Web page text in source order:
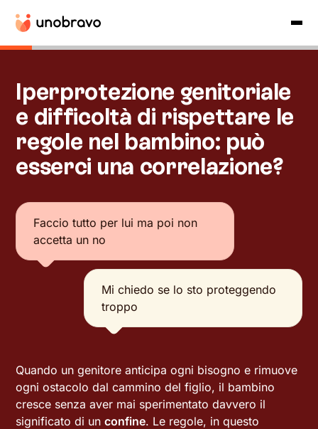
Iperprotezione genitoriale
e difficoltà di rispettare le
regole nel bambino: può
esserci una correlazione?
Faccio tutto per lui ma poi non
accetta un no
Mi chiedo se lo sto proteggendo
troppo
Quando un genitore anticipa ogni bisogno e rimuove
ogni ostacolo dal cammino del figlio, il bambino
cresce senza aver mai sperimentato davvero il
significato di unconfine. Le regole, in questo